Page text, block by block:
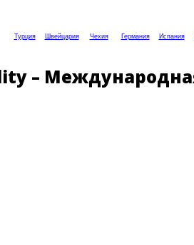
Турция Швейцария Чехия Германия Испания
–